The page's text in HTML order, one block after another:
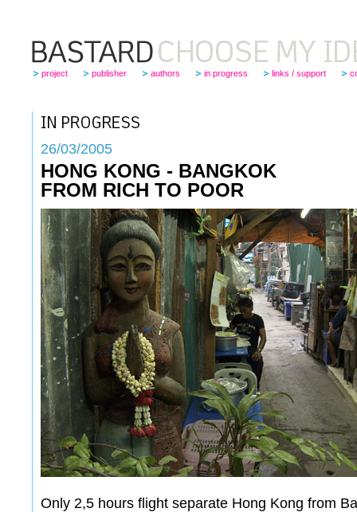
project publisher authors in progress links / support
26/03/2005
HONG KONG - BANGKOK
FROM RICH TO POOR
Only 2,5 hours flight separate Hong Kong from